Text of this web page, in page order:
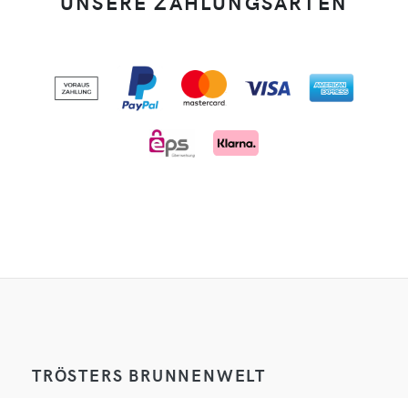
TRÖSTERS BRUNNENWELT